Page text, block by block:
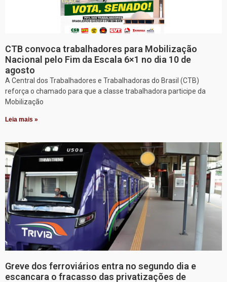
CTB convoca trabalhadores para Mobilização
Nacional pelo Fim da Escala 6×1 no dia 10 de
agosto
A Central dos Trabalhadores e Trabalhadoras do Brasil (CTB)
reforça o chamado para que a classe trabalhadora participe da
Mobilização
Leia mais »
Greve dos ferroviários entra no segundo dia e
escancara o fracasso das privatizações de